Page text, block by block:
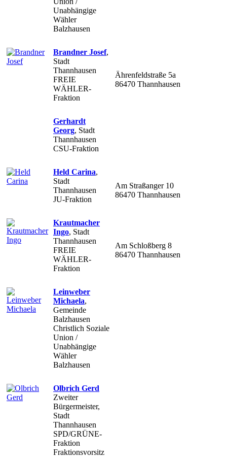
Unabhängige
Wähler
Balzhausen
Brandner Josef,
Stadt
Thannhausen
FREIE
WÄHLER-
Fraktion
Ährenfeldstraße 5a
86470 Thannhausen
Gerhardt
Georg, Stadt
Thannhausen
CSU-Fraktion
Held Carina,
Stadt
Thannhausen
JU-Fraktion
Am Straßanger 10
86470 Thannhausen
Krautmacher
Ingo, Stadt
Thannhausen
FREIE
WÄHLER-
Fraktion
Am Schloßberg 8
86470 Thannhausen
Leinweber
Michaela,
Gemeinde
Balzhausen
Christlich Soziale
Union /
Unabhängige
Wähler
Balzhausen
Olbrich Gerd
Zweiter
Bürgermeister,
Stadt
Thannhausen
SPD/GRÜNE-
Fraktion
Fraktionsvorsitz